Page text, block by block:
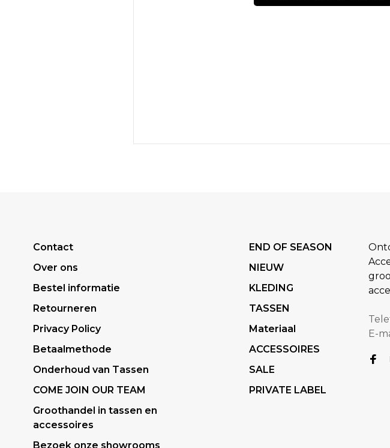
Contact
Over ons
Bestel informatie
Retourneren
Privacy Policy
Betaalmethode
Onderhoud van Tassen
COME JOIN OUR TEAM
Groothandel in tassen en
accessoires
Bezoek onze showrooms
END OF SEASON
NIEUW
KLEDING
TASSEN
Materiaal
ACCESSOIRES
SALE
PRIVATE LABEL
E-